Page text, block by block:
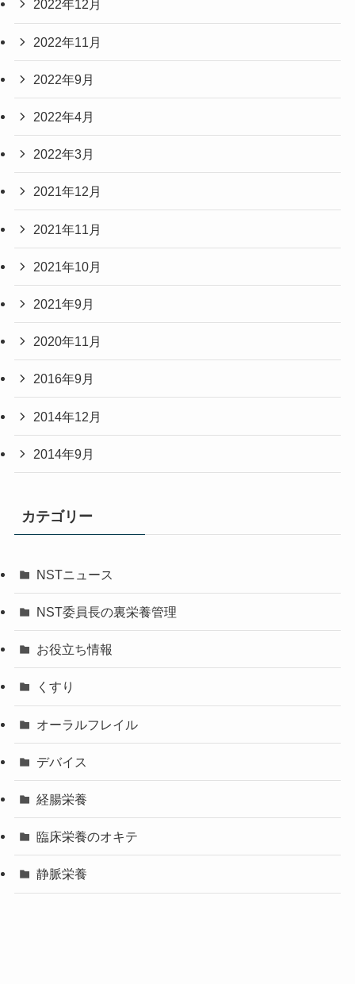
2022年12月
2022年11月
2022年9月
2022年4月
2022年3月
2021年12月
2021年11月
2021年10月
2021年9月
2020年11月
2016年9月
2014年12月
2014年9月
カテゴリー
NSTニュース
NST委員長の裏栄養管理
お役立ち情報
くすり
オーラルフレイル
デバイス
経腸栄養
臨床栄養のオキテ
静脈栄養